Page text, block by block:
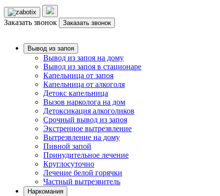
Заказать звонок Заказать звонок
Вывод из запоя
Вывод из запоя на дому
Вывод из запоя в стационаре
Капельница от запоя
Капельница от алкоголя
Детокс капельница
Вызов нарколога на дом
Детоксикация алкоголиков
Срочный вывод из запоя
Экстренное вытрезвление
Вытрезвление на дому
Пивной запой
Принудительное лечение
Круглосуточно
Лечение белой горячки
Частный вытрезвитель
Наркомания